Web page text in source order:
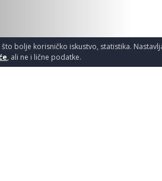
bolje korisničko iskustvo, statistika.
, ali ne i lične podatke.